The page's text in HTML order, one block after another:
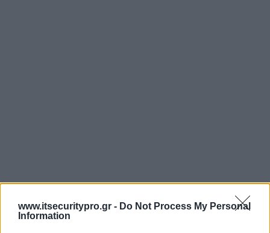
www.itsecuritypro.gr - Do Not Process My Personal
Information